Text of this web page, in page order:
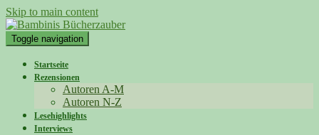
Skip to main content
Toggle navigation
Startseite
Rezensionen
Autoren A-M
Autoren N-Z
Lesehighlights
Interviews